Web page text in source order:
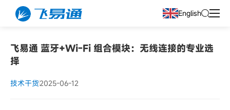
English
飞易通 蓝牙+Wi-Fi 组合模块：无线连接的专业选
择
技术干货2025-06-12